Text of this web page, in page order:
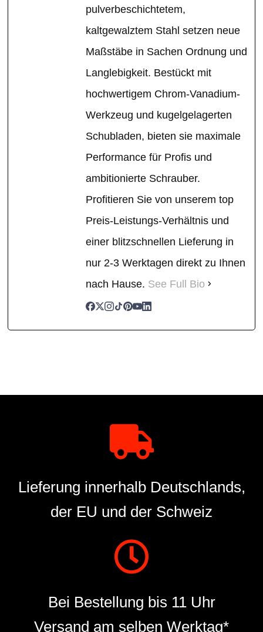
pulverbeschichtetem,
kaltgewalztem Stahl setzen neue
Maßstäbe in Sachen Ordnung und
Langlebigkeit. Bestückt mit
hochwertigem Chrom-Vanadium-
Werkzeug und kugelgelagerten
Schubladen, bieten sie maximale
Performance für Profis und
ambitionierte Schrauber.
Profitieren Sie von unserem top
Preis-Leistungs-Verhältnis und
einer blitzschnellen Lieferung in
nur 2-3 Werktagen direkt zu Ihnen
nach Hause. See Full Bio
Lieferung innerhalb Deutschlands,
der EU und der Schweiz
Bei Bestellung bis 11 Uhr
Versand am selben Werktag*